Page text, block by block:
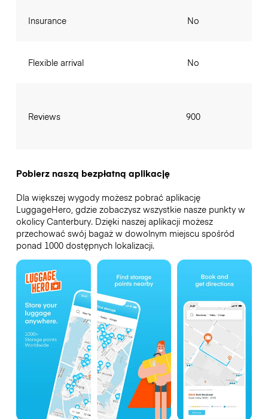
Insurance
Flexible arrival
Reviews
No
No
900
Pobierz naszą bezpłatną aplikację
Dla większej wygody możesz pobrać aplikację
LuggageHero, gdzie zobaczysz wszystkie nasze punkty w
okolicy Canterbury. Dzięki naszej aplikacji możesz
przechować swój bagaż w dowolnym miejscu spośród
ponad 1000 dostępnych lokalizacji.